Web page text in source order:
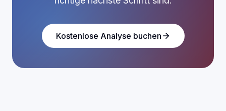
Kostenlose Analyse buchen